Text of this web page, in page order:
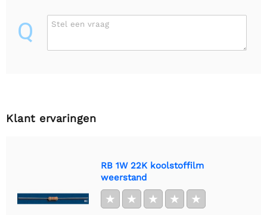
Q Stel een vraag
Klant ervaringen
RB 1W 22K koolstoffilm
weerstand
★ ★ ★ ★ ★